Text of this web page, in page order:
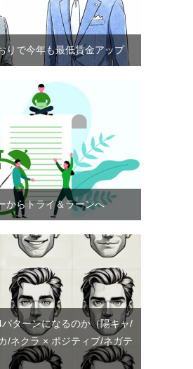
りで今年も最低賃金アップ
からトライ＆ラーンへ
ターンになるのか（陽キャ/
/ネクラ × ポジティブ/ネガテ